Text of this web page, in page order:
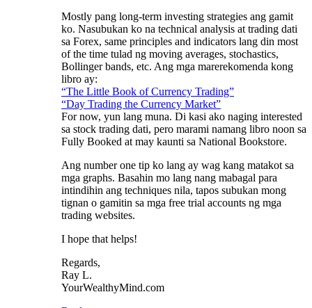
Mostly pang long-term investing strategies ang gamit
ko. Nasubukan ko na technical analysis at trading dati
sa Forex, same principles and indicators lang din most
of the time tulad ng moving averages, stochastics,
Bollinger bands, etc. Ang mga marerekomenda kong
libro ay:
“The Little Book of Currency Trading”
“Day Trading the Currency Market”
For now, yun lang muna. Di kasi ako naging interested
sa stock trading dati, pero marami namang libro noon sa
Fully Booked at may kaunti sa National Bookstore.
Ang number one tip ko lang ay wag kang matakot sa
mga graphs. Basahin mo lang nang mabagal para
intindihin ang techniques nila, tapos subukan mong
tignan o gamitin sa mga free trial accounts ng mga
trading websites.
I hope that helps!
Regards,
Ray L.
YourWealthyMind.com